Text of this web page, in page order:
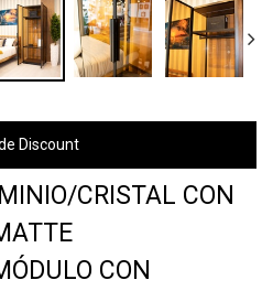
Discount
CRISTAL CON
CON